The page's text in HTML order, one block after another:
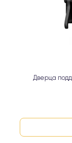
Дверца